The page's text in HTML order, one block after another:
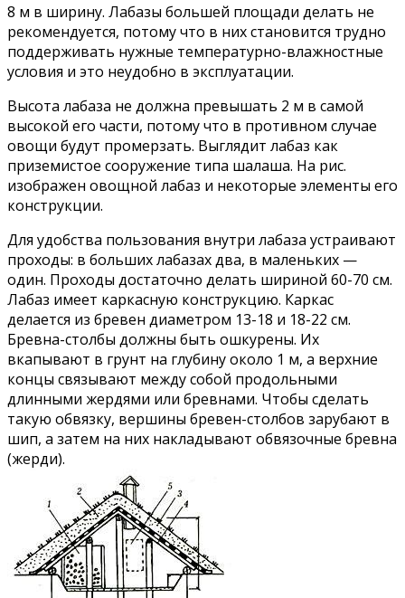
8 м в ширину. Лабазы большей площади делать не
рекомендуется, потому что в них становится трудно
поддерживать нужные температурно-влажностные
условия и это неудобно в эксплуатации.
Высота лабаза не должна превышать 2 м в самой
высокой его части, потому что в противном случае
овощи будут промерзать. Выглядит лабаз как
приземистое сооружение типа шалаша. На рис.
изображен овощной лабаз и некоторые элементы его
конструкции.
Для удобства пользования внутри лабаза устраивают
проходы: в больших лабазах два, в маленьких —
один. Проходы достаточно делать шириной 60-70 см.
Лабаз имеет каркасную конструкцию. Каркас
делается из бревен диаметром 13-18 и 18-22 см.
Бревна-столбы должны быть ошкурены. Их
вкапывают в грунт на глубину около 1 м, а верхние
концы связывают между собой продольными
длинными жердями или бревнами. Чтобы сделать
такую обвязку, вершины бревен-столбов зарубают в
шип, а затем на них накладывают обвязочные бревна
(жерди).